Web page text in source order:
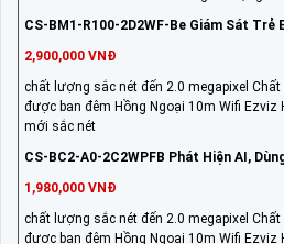
CS-BM1-R100-2D2WF-Be Giám Sát Trẻ
2,900,000 VNĐ
chất lượng sắc nét đến 2.0 megapixel
được ban đêm Hồng Ngoại 10m Wifi
mới sắc nét
CS-BC2-A0-2C2WPFB Phát Hiện AI,
1,980,000 VNĐ
chất lượng sắc nét đến 2.0 megapixel
được ban đêm Hồng Ngoại 10m Wifi